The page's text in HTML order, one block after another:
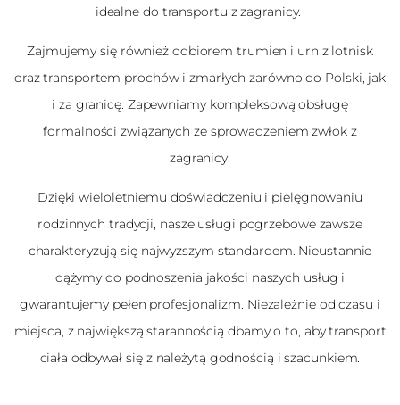
idealne do transportu z zagranicy.
Zajmujemy się również odbiorem trumien i urn z lotnisk
oraz transportem prochów i zmarłych zarówno do Polski, jak
i za granicę. Zapewniamy kompleksową obsługę
formalności związanych ze sprowadzeniem zwłok z
zagranicy.
Dzięki wieloletniemu doświadczeniu i pielęgnowaniu
rodzinnych tradycji, nasze usługi pogrzebowe zawsze
charakteryzują się najwyższym standardem. Nieustannie
dążymy do podnoszenia jakości naszych usług i
gwarantujemy pełen profesjonalizm. Niezależnie od czasu i
miejsca, z największą starannością dbamy o to, aby transport
ciała odbywał się z należytą godnością i szacunkiem.